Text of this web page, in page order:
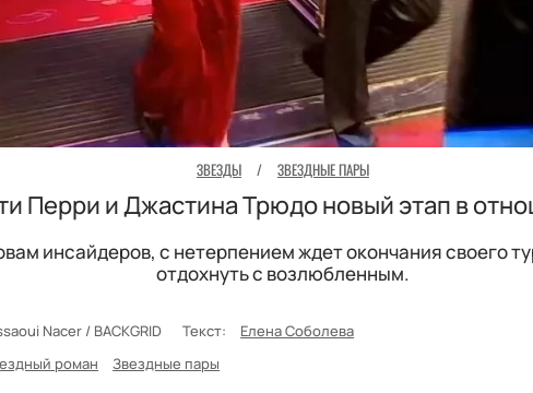
ЗВЕЗДЫ / ЗВЕЗДНЫЕ ПАРЫ
Перри и Джастина Трюдо новый этап в
инсайдеров, с нетерпением ждет окончания своего
отдохнуть с возлюбленным.
Nacer / BACKGRID Текст: Елена Соболева
роман Звездные пары